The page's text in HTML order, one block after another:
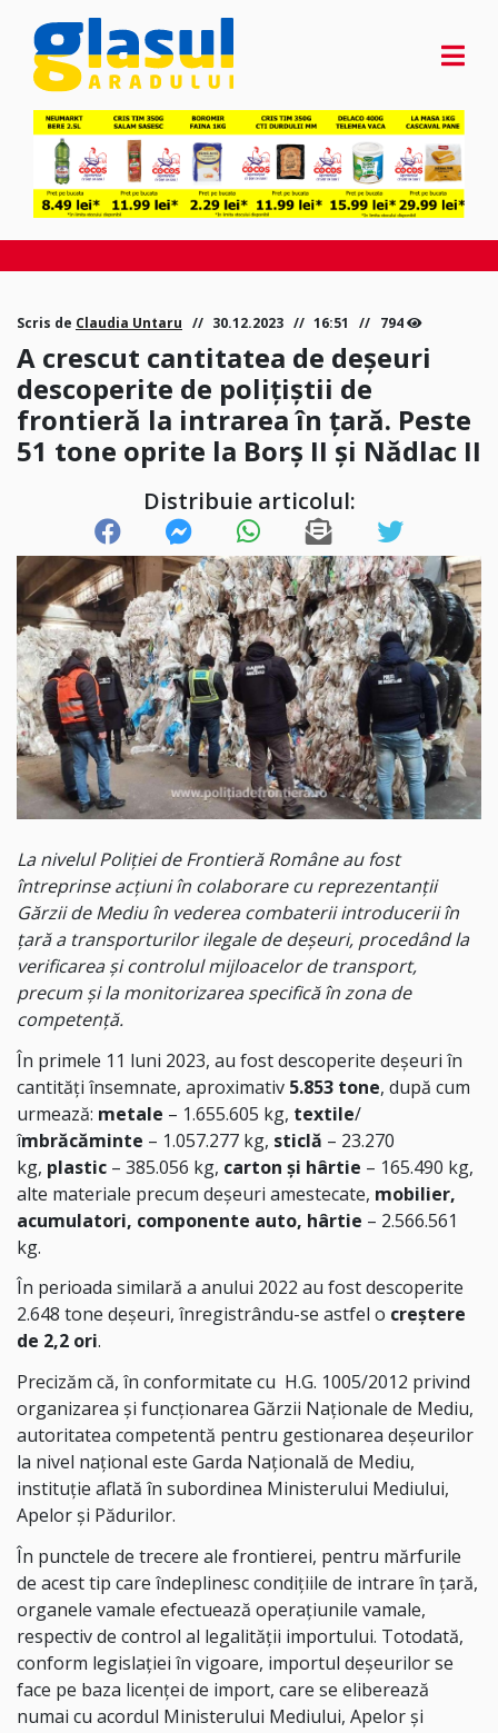
Scris de Claudia Untaru 30.12.2023 16:51 794
A crescut cantitatea de deşeuri
descoperite de poliţiştii de
frontieră la intrarea în ţară. Peste
51 tone oprite la Borș II și Nădlac II
Distribuie articolul:
La nivelul Poliţiei de Frontieră Române au fost
întreprinse acţiuni în colaborare cu reprezentanţii
Gărzii de Mediu în vederea combaterii introducerii în
ţară a transporturilor ilegale de deşeuri, procedând la
verificarea şi controlul mijloacelor de transport,
precum şi la monitorizarea specifică în zona de
competenţă.
În primele 11 luni 2023, au fost descoperite deşeuri în
cantităţi însemnate, aproximativ 5.853 tone, după cum
urmează: metale – 1.655.605 kg, textile/
îmbrăcăminte – 1.057.277 kg, sticlă – 23.270
kg, plastic – 385.056 kg, carton şi hârtie – 165.490 kg,
alte materiale precum deşeuri amestecate, mobilier,
acumulatori, componente auto, hârtie – 2.566.561
kg.
În perioada similară a anului 2022 au fost descoperite
2.648 tone deşeuri, înregistrându-se astfel o creştere
de 2,2 ori.
Precizăm că, în conformitate cu H.G. 1005/2012 privind
organizarea şi funcţionarea Gărzii Naţionale de Mediu,
autoritatea competentă pentru gestionarea deşeurilor
la nivel naţional este Garda Naţională de Mediu,
instituţie aflată în subordinea Ministerului Mediului,
Apelor şi Pădurilor.
În punctele de trecere ale frontierei, pentru mărfurile
de acest tip care îndeplinesc condițiile de intrare în țară,
organele vamale efectuează operațiunile vamale,
respectiv de control al legalității importului. Totodată,
conform legislației în vigoare, importul deșeurilor se
face pe baza licenței de import, care se eliberează
numai cu acordul Ministerului Mediului, Apelor şi